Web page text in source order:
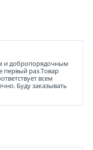
и добропорядочным
первый раз.Товар
всем
Буду заказывать